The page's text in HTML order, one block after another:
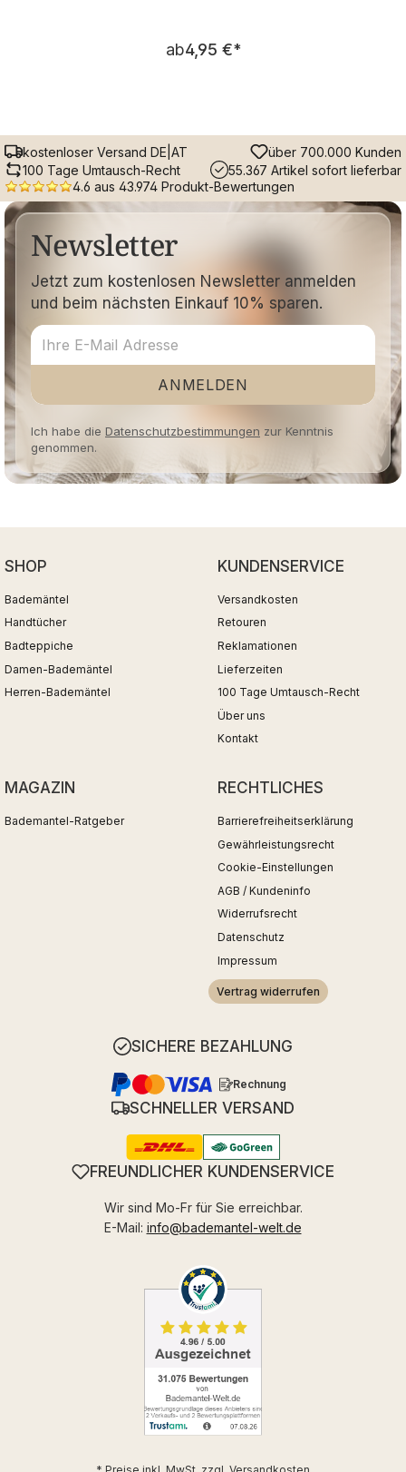
Regulärer Preis:
ab4,95 €*
kostenloser Versand DE|AT
über 700.000 Kunden
100 Tage Umtausch-Recht
55.367 Artikel sofort lieferbar
4.6 aus 43.974 Produkt-Bewertungen
Newsletter
Jetzt zum kostenlosen Newsletter anmelden
und beim nächsten Einkauf 10% sparen.
ANMELDEN
Ich habe die Datenschutzbestimmungen zur Kenntnis
genommen.
SHOP
Bademäntel
Handtücher
Badteppiche
Damen-Bademäntel
Herren-Bademäntel
KUNDENSERVICE
Versandkosten
Retouren
Reklamationen
Lieferzeiten
100 Tage Umtausch-Recht
Über uns
Kontakt
MAGAZIN
Bademantel-Ratgeber
RECHTLICHES
Barrierefreiheitserklärung
Gewährleistungsrecht
Cookie-Einstellungen
AGB / Kundeninfo
Widerrufsrecht
Datenschutz
Impressum
Vertrag widerrufen
SICHERE BEZAHLUNG
Rechnung
SCHNELLER VERSAND
FREUNDLICHER KUNDENSERVICE
Wir sind Mo-Fr für Sie erreichbar.
E-Mail: info@bademantel-welt.de